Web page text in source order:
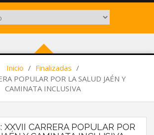
Inicio / Finalizadas /
POPULAR POR LA SALUD JAÉN Y
CAMINATA INCLUSIVA
CARRERA POPULAR POR